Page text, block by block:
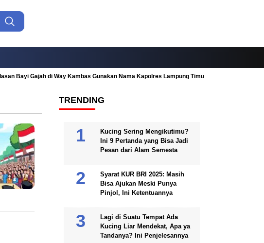
Bayi Gajah di Way Kambas Gunakan Nama Kapolres Lampung Timur
TRENDING
Kucing Sering Mengikutimu?
Ini 9 Pertanda yang Bisa Jadi
Pesan dari Alam Semesta
Syarat KUR BRI 2025: Masih
Bisa Ajukan Meski Punya
Pinjol, Ini Ketentuannya
Lagi di Suatu Tempat Ada
Kucing Liar Mendekat, Apa ya
Tandanya? Ini Penjelesannya